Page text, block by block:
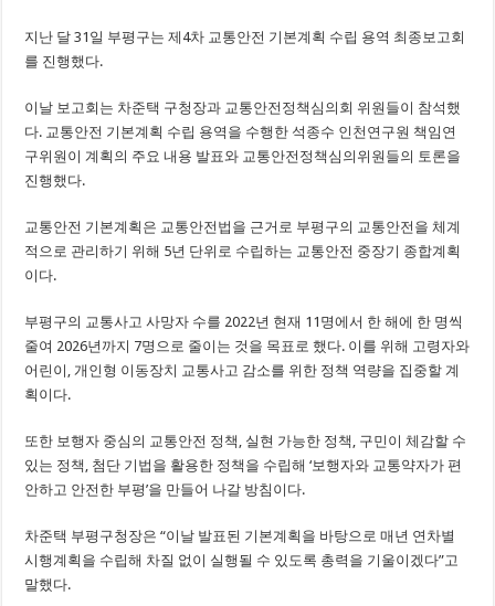
지난 달 31일 부평구는 제4차 교통안전 기본계획 수립 용역 최종보고회
를 진행했다.
이날 보고회는 차준택 구청장과 교통안전정책심의회 위원들이 참석했
다. 교통안전 기본계획 수립 용역을 수행한 석종수 인천연구원 책임연
구위원이 계획의 주요 내용 발표와 교통안전정책심의위원들의 토론을
진행했다.
교통안전 기본계획은 교통안전법을 근거로 부평구의 교통안전을 체계
적으로 관리하기 위해 5년 단위로 수립하는 교통안전 중장기 종합계획
이다.
부평구의 교통사고 사망자 수를 2022년 현재 11명에서 한 해에 한 명씩
줄여 2026년까지 7명으로 줄이는 것을 목표로 했다. 이를 위해 고령자와
어린이, 개인형 이동장치 교통사고 감소를 위한 정책 역량을 집중할 계
획이다.
또한 보행자 중심의 교통안전 정책, 실현 가능한 정책, 구민이 체감할 수
있는 정책, 첨단 기법을 활용한 정책을 수립해 ‘보행자와 교통약자가 편
안하고 안전한 부평’을 만들어 나갈 방침이다.
차준택 부평구청장은 “이날 발표된 기본계획을 바탕으로 매년 연차별
시행계획을 수립해 차질 없이 실행될 수 있도록 총력을 기울이겠다”고
말했다.